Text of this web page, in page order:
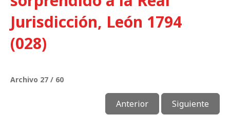
Jurisdicción, León 1794
(028)
Archivo 27 / 60
Anterior Siguiente